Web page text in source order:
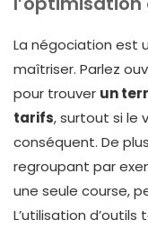
La négociation est
maîtriser. Parlez
pour trouver un
tarifs, surtout si le
conséquent. De
regroupant par
une seule course,
L’utilisation